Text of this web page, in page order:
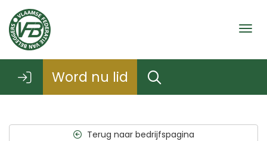
Word nu lid
Terug naar bedrijfspagina